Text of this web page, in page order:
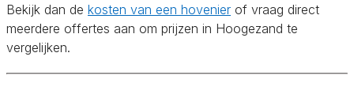
Bekijk dan de kosten van een hovenier of vraag direct
meerdere offertes aan om prijzen in Hoogezand te
vergelijken.